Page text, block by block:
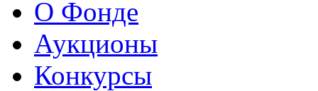
О Фонде
Аукционы
Конкурсы